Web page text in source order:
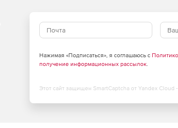
Нажимая «Подписаться», я соглашаюсь с
получение информационных рассылок.
Этот сайт защищен SmartCaptcha от Yandex Cloud -